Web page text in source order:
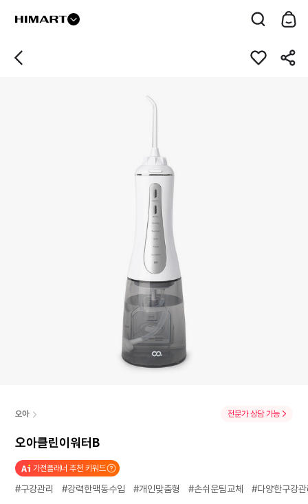
오아 전문가 상담 가능
오아클린이워터B
가전플래너 추천 키워드
#구강관리 #강력한맥동수입 #개인맞춤형 #손쉬운팀교체 #다양한구강